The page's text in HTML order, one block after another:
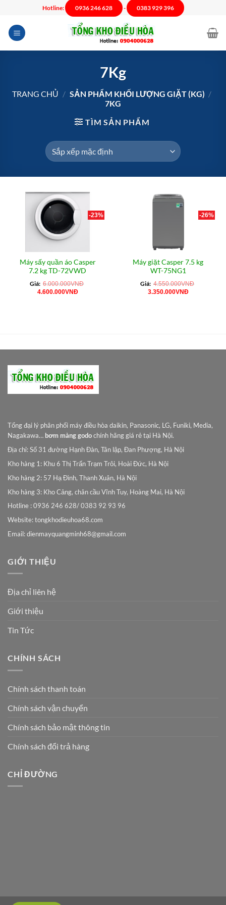
nội
dung
Hotline: 0936 246 628 - 0383 929 396
7Kg
TRANG CHỦ / SẢN PHẨM KHỐI LƯỢNG GIẶT (KG) /
7KG
TÌM SẢN PHẨM
-23%
Máy sấy quần áo Casper
7.2 kg TD-72VWD
Giá: 6.000.000VNĐ
Giá
4.600.000VNĐGiá
-26%
Máy giặt Casper 7.5 kg
WT-75NG1
Giá: 4.550.000VNĐ
Giá
3.350.000VNĐGiá
Tổng đại lý phân phối máy điều hòa daikin, Panasonic, LG, Funiki, Media,
Nagakawa… bơm màng godochính hãng giá rẻ tại Hà Nội.
Địa chỉ: Số 31 đường Hạnh Đàn, Tân lập, Đan Phượng, Hà Nội
Kho hàng 1: Khu 6 Thị Trấn Trạm Trôi, Hoài Đức, Hà Nội
Kho hàng 2: 57 Hạ Đình, Thanh Xuân, Hà Nội
Kho hàng 3: Kho Cảng, chân cầu Vĩnh Tuy, Hoàng Mai, Hà Nội
Hotline : 0936 246 628/ 0383 92 93 96
Website: tongkhodieuhoa68.com
Email:dienmayquangminh68@gmail.com
GIỚI THIỆU
Địa chỉ liên hệ
Giới thiệu
Tin Tức
CHÍNH SÁCH
Chính sách thanh toán
Chính sách vận chuyển
Chính sách bảo mật thông tin
Chính sách đổi trả hàng
CHỈ ĐƯỜNG